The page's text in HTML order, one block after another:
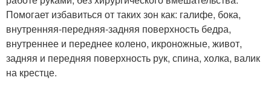
Помогает избавиться от таких зон как: галифе, бока,
внутренняя-передняя-задняя поверхность бедра,
внутреннее и переднее колено, икроножные, живот,
задняя и передняя поверхность рук, спина, холка, валик
на крестце.